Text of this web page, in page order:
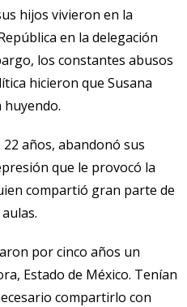
hijos vivieron en la
en la delegación
los constantes abusos
hicieron que Susana
huyendo.
años, abandonó sus
que le provocó la
compartió gran parte de
por cinco años un
Estado de México. Tenían
compartirlo con